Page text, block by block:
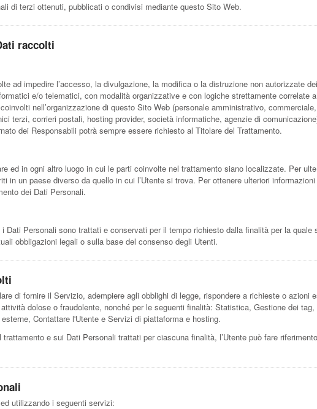
di terzi ottenuti, pubblicati o condivisi mediante questo Sito Web.
raccolti
ad impedire l’accesso, la divulgazione, la modifica o la distruzione non autorizzate
e/o telematici, con modalità organizzative e con logiche strettamente correlate
nell’organizzazione di questo Sito Web (personale amministrativo,
terzi, corrieri postali, hosting provider, società informatiche, agenzie di
dei Responsabili potrà sempre essere richiesto al Titolare del Trattamento.
ed in ogni altro luogo in cui le parti coinvolte nel trattamento siano localizzate. Per
in un paese diverso da quello in cui l’Utente si trova. Per ottenere ulteriori
dei Dati Personali.
Dati Personali sono trattati e conservati per il tempo richiesto dalla finalità per la
obbligazioni legali o sulla base del consenso degli Utenti.
di fornire il Servizio, adempiere agli obblighi di legge, rispondere a richieste o
dolose o fraudolente, nonché per le seguenti finalità: Statistica, Gestione dei
Contattare l'Utente e Servizi di piattaforma e hosting.
e sui Dati Personali trattati per ciascuna finalità, l’Utente può fare
utilizzando i seguenti servizi: